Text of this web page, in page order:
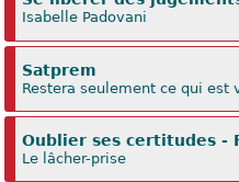
Isabelle Padovani
Satprem
Restera seulement ce qui est
Oublier ses certitudes -
Le lâcher-prise